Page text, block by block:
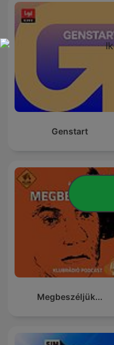
Genstart
Megbeszéljük...